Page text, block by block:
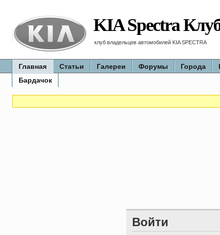
KIA Spectra
клуб владельцев автомобилей KIA SPECTRA
Главная Статьи Галереи Форумы Города
Бардачок
Войти